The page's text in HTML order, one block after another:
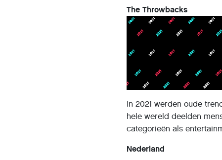
The Throwbacks
In 2021 werden oude
hele wereld deelden
categorieën als
Nederland